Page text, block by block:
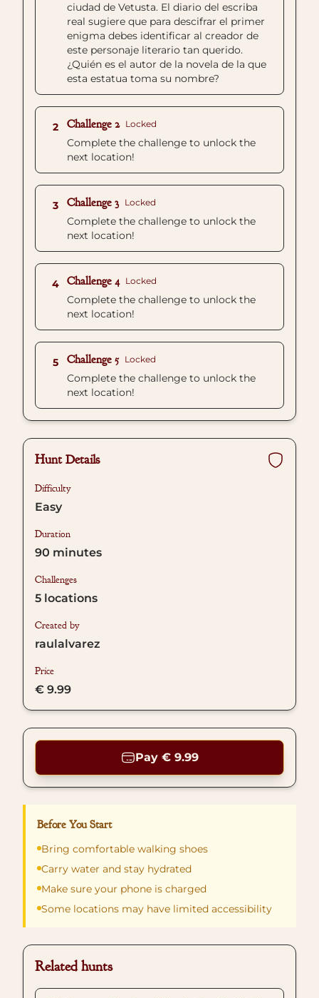
ciudad de Vetusta. El diario del escriba
real sugiere que para descifrar el primer
enigma debes identificar al creador de
este personaje literario tan querido.
¿Quién es el autor de la novela de la que
esta estatua toma su nombre?
2 Challenge 2 Locked
Complete the challenge to unlock the
next location!
3 Challenge 3 Locked
Complete the challenge to unlock the
next location!
4 Challenge 4 Locked
Complete the challenge to unlock the
next location!
5 Challenge 5 Locked
Complete the challenge to unlock the
next location!
Hunt Details
Difficulty
Easy
Duration
90 minutes
Challenges
5 locations
Created by
raulalvarez
Price
€ 9.99
Pay € 9.99
Before You Start
Bring comfortable walking shoes
Carry water and stay hydrated
Make sure your phone is charged
Some locations may have limited accessibility
Related hunts